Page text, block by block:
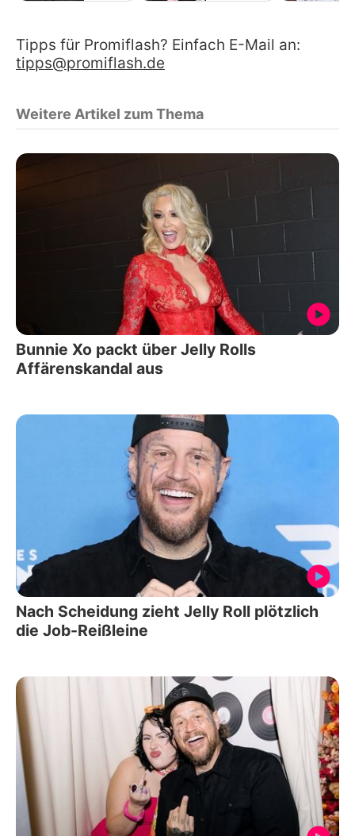
Tipps für Promiflash? Einfach E-Mail an:
tipps@promiflash.de
Weitere Artikel zum Thema
Bunnie Xo packt über Jelly Rolls
Affärenskandal aus
Nach Scheidung zieht Jelly Roll plötzlich
die Job-Reißleine